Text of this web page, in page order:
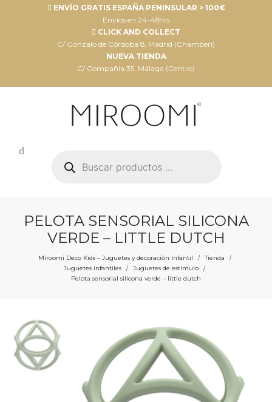
ENVÍO GRATIS ESPAÑA PENINSULAR > 100€
Envíos en 24-48hrs
CLICK AND COLLECT
C/ Gonzalo de Córdoba 8, Madrid (Chamberí)
NUEVA TIENDA
C/ Compañia 35, Málaga (Centro)
productos
PELOTA SENSORIAL SILICONA
VERDE – LITTLE DUTCH
Miroomi Deco Kids – Juguetes y decoración Infantil / Tienda /
Juguetes infantiles / Juguetes de estímulo /
Pelota sensorial silicona verde – little dutch